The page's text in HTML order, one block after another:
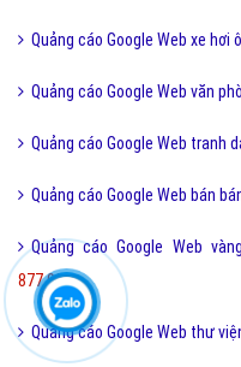
Quảng cáo Google Web xe hơi
Quảng cáo Google Web văn
Quảng cáo Google Web tranh
Quảng cáo Google Web bán
Quảng cáo Google Web
877,000
Quảng cáo Google Web thư